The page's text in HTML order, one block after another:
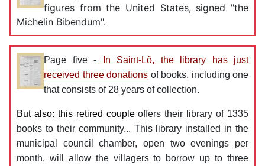
figures from the United States, signed "the
Michelin Bibendum".
Page five - In Saint-Lô, the library has just
received three donations of books, including one
that consists of 28 years of collection.
But also: this retired coupleoffers their library of 1335
books to their community... This library installed in the
municipal council chamber, open two evenings per
month, will allow the villagers to borrow up to three